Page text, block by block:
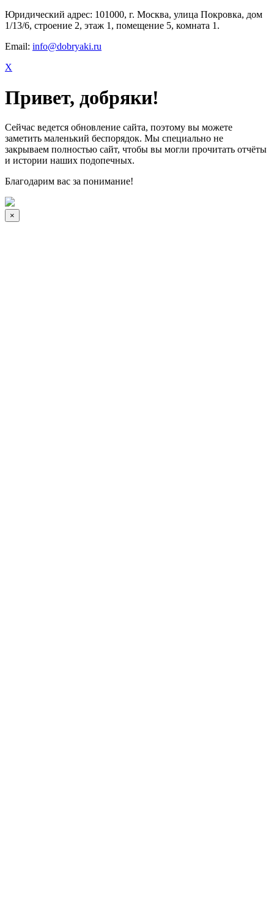
Юридический адрес: 101000, г. Москва, улица Покровка, дом
1/13/6, строение 2, этаж 1, помещение 5, комната 1.
Email: info@dobryaki.ru
X
Привет, добряки!
Сейчас ведется обновление сайта, поэтому вы можете
заметить маленький беспорядок. Мы специально не
закрываем полностью сайт, чтобы вы могли прочитать отчёты
и истории наших подопечных.
Благодарим вас за понимание!
×